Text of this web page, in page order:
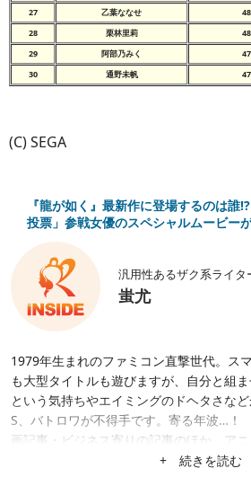
27 乙葉ななせ
28
栗林里莉
29
阿部乃みく
30
通野未帆
(C) SEGA
『龍が如く』最新作に登場するのは誰
投票」参戦女優のスペシャルムービー
汎用性あるザク系ライタ
蚩尤
1979年生まれのファミコン直撃世代。ス
も大型タイトルも遊びますが、自分と組
という気持ちやエイミングのドヘタさな
S、バトロワが不得手です。寄る年波…
画記事・ビジネス寄りの記事のほか、ア
れそうだと判断した案件はなんでも請け
+ 続きを読む